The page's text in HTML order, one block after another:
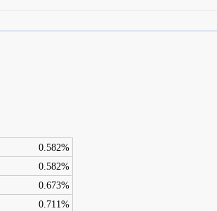
0.582%
0.582%
0.673%
0.711%